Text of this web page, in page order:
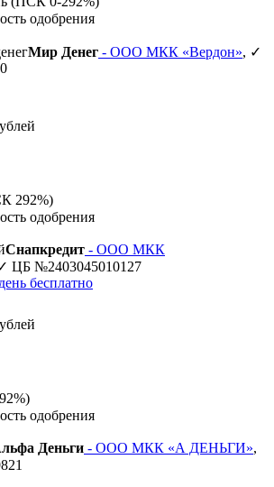
одобрения
Мир Денег - ООО МКК «Вердон», ✓
292%)
одобрения
Снапкредит - ООО МКК
ЦБ №2403045010127
бесплатно
одобрения
Деньги - ООО МКК «А ДЕНЬГИ»,